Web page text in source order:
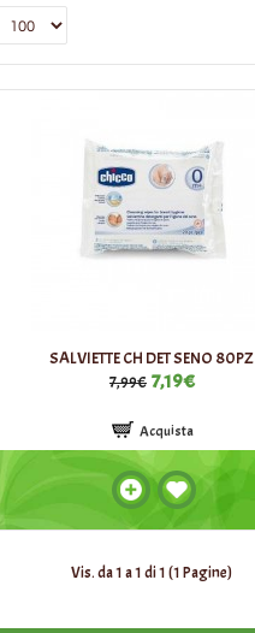
SALVIETTE CH DET SENO 80PZ
7,99€ 7,19€
Acquista
Vis. da 1 a 1 di 1 (1 Pagine)